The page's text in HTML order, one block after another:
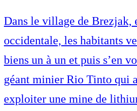
Dans le village de Brezjak,
occidentale, les habitants
biens un à un et puis s’en
géant minier Rio Tinto qui
exploiter une mine de